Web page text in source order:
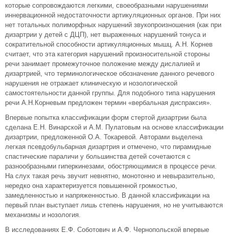
которые сопровождаются легкими, своеобразными нарушениями
иннервационной недостаточности артикуляционных органов. При них
нет тотальных полиморфных нарушений звукопроизношения (как при
дизартрии у детей с ДЦП), нет выраженных нарушений тонуса и
сократительной способности артикуляционных мышц. А.Н. Корнев
считает, что эта категория нарушений произносительной стороны
речи занимает промежуточное положение между дислалией и
дизартрией, что терминологическое обозначение данного речевого
нарушения не отражает клиническую и нозологической
самостоятельности данной группы. Для подобного типа нарушения
речи А.Н.Корневым предложен термин «вербальная диспраксия».
Впервые попытка классификации форм стертой дизартрии была
сделана Е.Н. Винарской и А.М. Пулатовым на основе классификации
дизартрии, предложенной О.А. Токаревой. Авторами выделена
легкая псевдобульбарная дизартрия и отмечено, что пирамидные
спастические параличи у большинства детей сочетаются с
разнообразными гиперкинезами, обостряющимися в процессе речи.
На слух такая речь звучит невнятно, монотонно и невыразительно,
нередко она характеризуется повышенной громкостью,
замедленностью и напряженностью. В данной классификации на
первый план выступает лишь степень нарушения, но не учитываются
механизмы и нозология.
В исследованиях Е.Ф. Соботович и А.Ф. Чернопольской впервые